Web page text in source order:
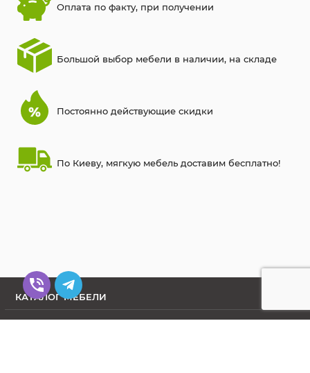
Оплата по факту, при получении
Большой выбор мебели в наличии, на складе
Постоянно действующие скидки
По Киеву, мягкую мебель доставим бесплатно!
КАТАЛОГ МЕБЕЛИ